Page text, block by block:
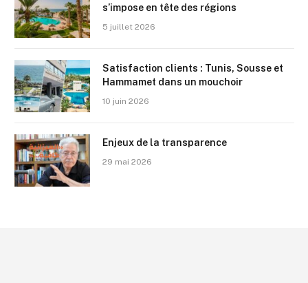
s’impose en tête des régions
5 juillet 2026
Satisfaction clients : Tunis, Sousse et
Hammamet dans un mouchoir
10 juin 2026
Enjeux de la transparence
29 mai 2026